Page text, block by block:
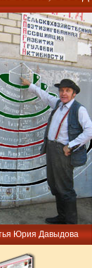
Юрия Давыдова